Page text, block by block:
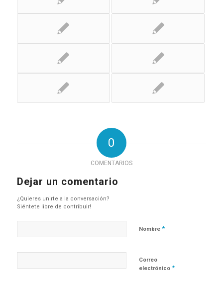
0
COMENTARIOS
Dejar un comentario
¿Quieres unirte a la conversación?
Siéntete libre de contribuir!
Nombre *
Correo
electrónico *